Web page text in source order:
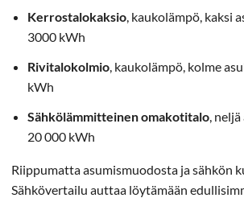
Kerrostalokaksio, kaukolämpö, kaksi
3000 kWh
Rivitalokolmio, kaukolämpö, kolme
kWh
Sähkölämmitteinen omakotitalo,
20 000 kWh
Riippumatta asumismuodosta ja sähkön
Sähkövertailu auttaa löytämään